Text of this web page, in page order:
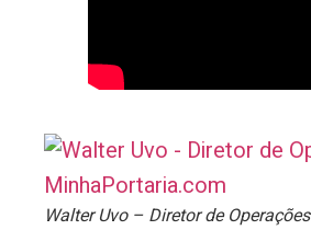
Walter Uvo – Diretor de Operações